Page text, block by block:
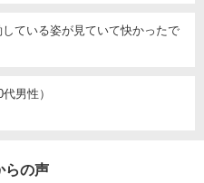
ている姿が見ていて快かったで
男性）
らの声